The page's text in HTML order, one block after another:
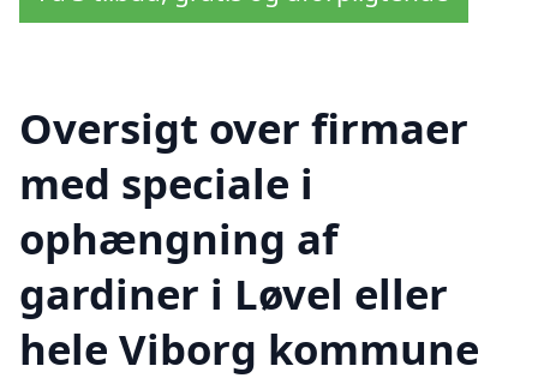
Oversigt over firmaer
med speciale i
ophængning af
gardiner i Løvel eller
hele Viborg kommune